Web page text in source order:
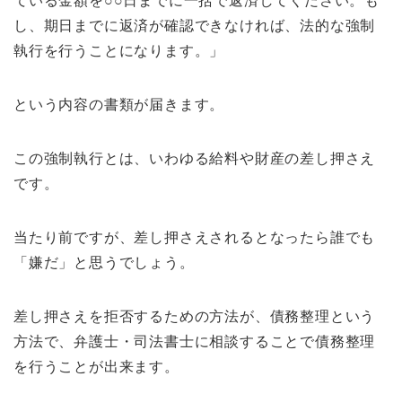
し、期日までに返済が確認できなければ、法的な強制
執行を行うことになります。」
という内容の書類が届きます。
この強制執行とは、いわゆる給料や財産の差し押さえ
です。
当たり前ですが、差し押さえされるとなったら誰でも
「嫌だ」と思うでしょう。
差し押さえを拒否するための方法が、債務整理という
方法で、弁護士・司法書士に相談することで債務整理
を行うことが出来ます。